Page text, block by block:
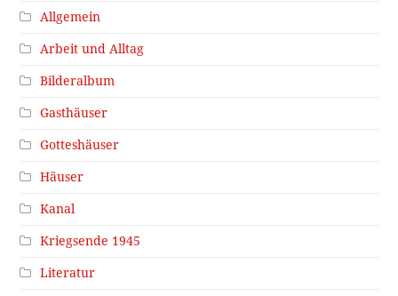
Allgemein
Arbeit und Alltag
Bilderalbum
Gasthäuser
Gotteshäuser
Häuser
Kanal
Kriegsende 1945
Literatur